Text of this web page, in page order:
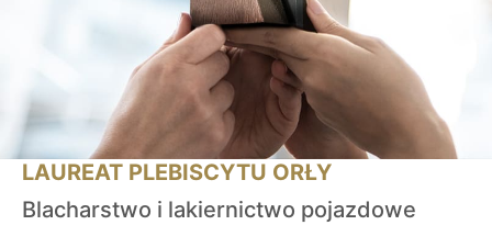
LAUREAT PLEBISCYTU ORŁY
Blacharstwo i lakiernictwo pojazdowe